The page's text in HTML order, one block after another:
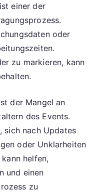
einer der
oder
zu markieren, kann
der Mangel an
des Events.
sich nach Updates
oder Unklarheiten
helfen,
und einen
zu